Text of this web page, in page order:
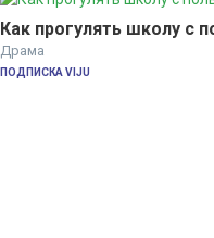
Как прогулять школу с
Драма
ПОДПИСКА VIJU